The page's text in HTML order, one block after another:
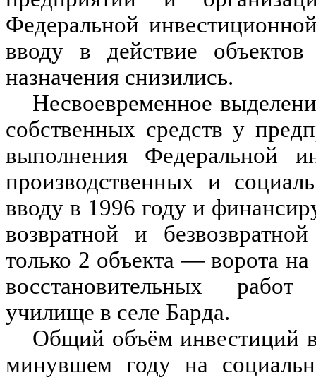
Федеральной
вводу в действие объектов
назначения снизились.
Несвоевременное
собственных средств у
выполнения Федеральной
производственных и
вводу в 1996 году и
возвратной и
только 2 объекта — ворота
восстановительных
училище в селе Барда.
Общий объём инвестиций
минувшем году на